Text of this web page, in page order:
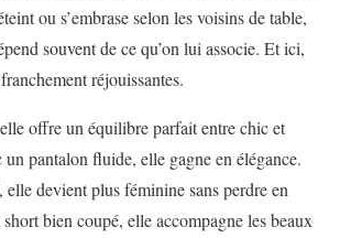
ou s’embrase selon les voisins de table,
souvent de ce qu’on lui associe. Et ici,
réjouissantes.
offre un équilibre parfait entre chic et
pantalon fluide, elle gagne en élégance.
devient plus féminine sans perdre en
bien coupé, elle accompagne les beaux